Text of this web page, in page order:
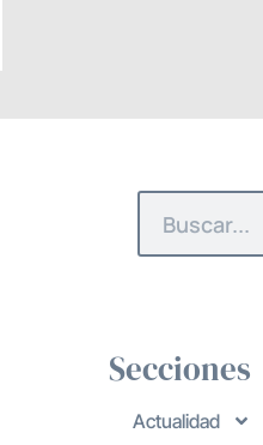
Secciones
Actualidad